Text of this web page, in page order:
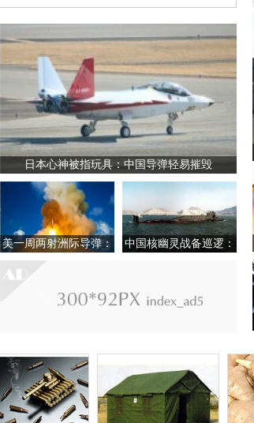
日本心神被指玩具：中国导弹轻易摧毁
美一周两射洲际导弹：
安抚日本别怕中国
中国核幽灵战备巡逻：